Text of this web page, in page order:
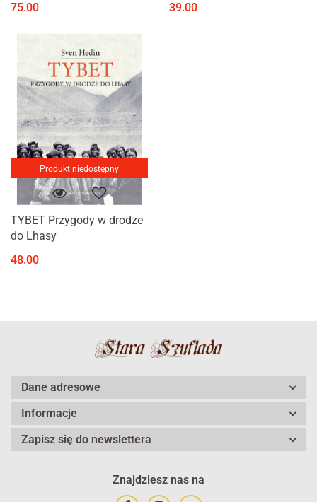
Afryce Środkowej
75.00
39.00
Produkt niedostępny
TYBET Przygody w drodze
do Lhasy
48.00
Dane adresowe
Informacje
Zapisz się do newslettera
Znajdziesz nas na